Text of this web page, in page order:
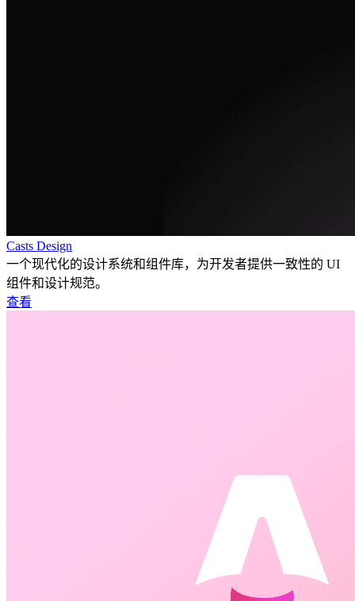
Casts Design
一个现代化的设计系统和组件库，为开发者提供一致性的 UI
组件和设计规范。
查看